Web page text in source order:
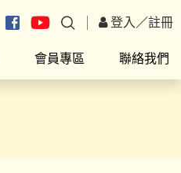
登入／註冊
會員專區 聯絡我們